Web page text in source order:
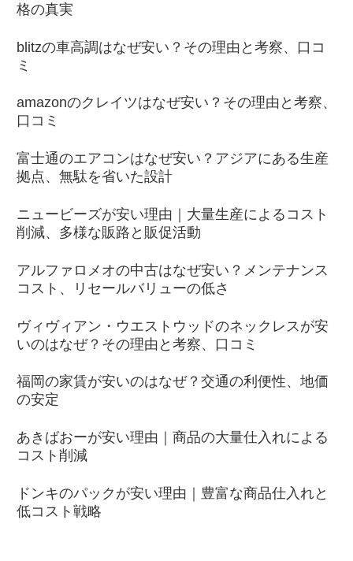
格の真実
blitzの車高調はなぜ安い？その理由と考察、口コ
ミ
amazonのクレイツはなぜ安い？その理由と考察、
口コミ
富士通のエアコンはなぜ安い？アジアにある生産
拠点、無駄を省いた設計
ニュービーズが安い理由｜大量生産によるコスト
削減、多様な販路と販促活動
アルファロメオの中古はなぜ安い？メンテナンス
コスト、リセールバリューの低さ
ヴィヴィアン・ウエストウッドのネックレスが安
いのはなぜ？その理由と考察、口コミ
福岡の家賃が安いのはなぜ？交通の利便性、地価
の安定
あきばおーが安い理由｜商品の大量仕入れによる
コスト削減
ドンキのパックが安い理由｜豊富な商品仕入れと
低コスト戦略